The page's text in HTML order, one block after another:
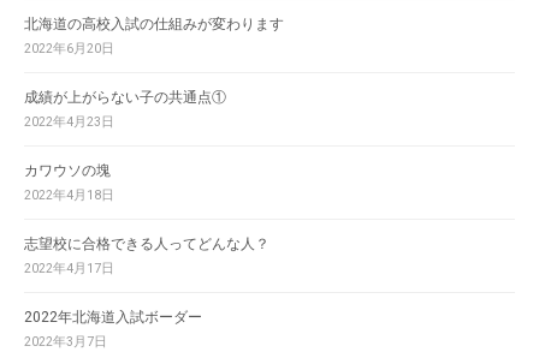
北海道の高校入試の仕組みが変わります
2022年6月20日
成績が上がらない子の共通点①
2022年4月23日
カワウソの塊
2022年4月18日
志望校に合格できる人ってどんな人？
2022年4月17日
2022年北海道入試ボーダー
2022年3月7日